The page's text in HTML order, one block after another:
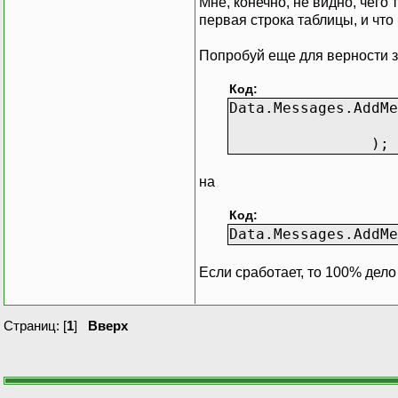
'ajouter un
'modifier
первая строка таблицы, и
Попробуй еще для верности
Код:
);
на
Код:
Если сработает, то 100%
Страниц: [1] Вверх